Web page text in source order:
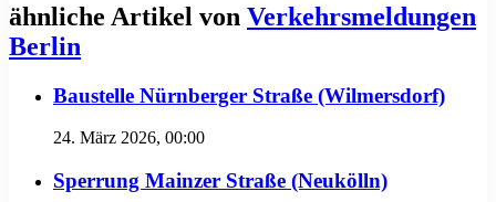
ähnliche Artikel von Verkehrsmeldungen
Berlin
Baustelle Nürnberger Straße (Wilmersdorf)
24. März 2026, 00:00
Sperrung Mainzer Straße (Neukölln)